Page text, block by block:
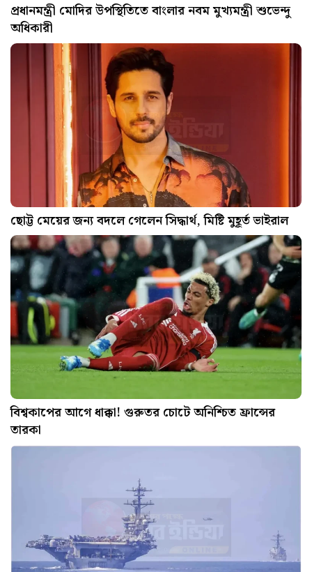
প্রধানমন্ত্রী মোদির উপস্থিতিতে বাংলার নবম মুখ্যমন্ত্রী শুভেন্দু
অধিকারী
ছোট্ট মেয়ের জন্য বদলে গেলেন সিদ্ধার্থ, মিষ্টি মুহূর্ত ভাইরাল
বিশ্বকাপের আগে ধাক্কা! গুরুতর চোটে অনিশ্চিত ফ্রান্সের
তারকা